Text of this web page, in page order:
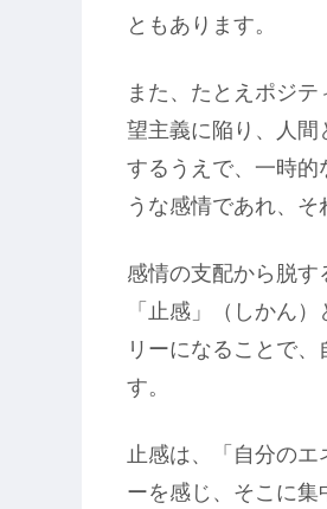
ともあります。
また、たとえポジ
望主義に陥り、人間
するうえで、一時的
うな感情であれ、そ
感情の支配から脱す
「止感」（しかん
リーになることで
す。
止感は、「自分の
ーを感じ、そこに